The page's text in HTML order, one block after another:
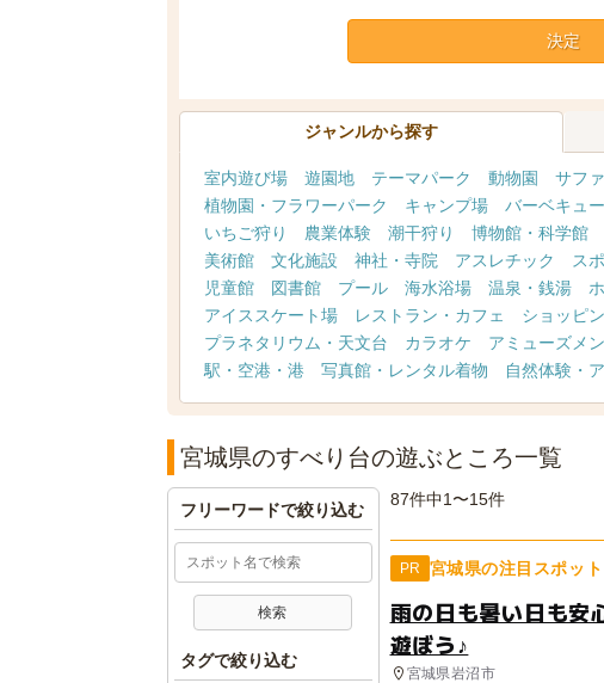
決定
ジャンルから探す
室内遊び場 遊園地 テーマパーク 動物園 サフ
植物園・フラワーパーク
キャンプ場 バーベキュー
いちご狩り
農業体験 潮干狩り 博物館・科学館
美術館
文化施設 神社・寺院 アスレチック ス
児童館
図書館 プール 海水浴場 温泉・銭湯
アイススケート場
レストラン・カフェ ショッピ
プラネタリウム・天文台
カラオケ アミューズメ
駅・空港・港
写真館・レンタル着物 自然体験・
宮城県のすべり台の遊ぶところ一覧
87件中1〜15件
PR 宮城県の注目スポット
雨の日も暑い日も
遊ぼう♪
宮城県岩沼市
フリーワードで絞り込む
タグで絞り込む